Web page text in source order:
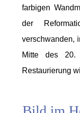
farbigen
der
verschwanden,
Mitte des 20.
Restaurierung